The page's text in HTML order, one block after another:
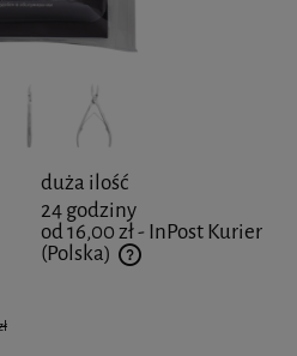
duża ilość
24 godziny
od 16,00 zł- InPost Kurier
(Polska)
płatności